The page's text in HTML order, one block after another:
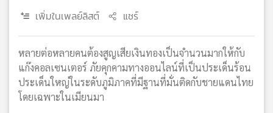
เพิ่มในเพลย์ลิสต์ แชร์
หลายต่อหลายคนต้องสูญเสียเงินทองเป็นจำนวนมากให้กับ
แก๊งคอลเซนเตอร์ ภัยคุกคามทางออนไลน์ที่เป็นประเด็นร้อน
ประเด็นใหญ่ในระดับภูมิภาคที่มีฐานที่มั่นติดกับชายแดนไทย
โดยเฉพาะในเมียนมา